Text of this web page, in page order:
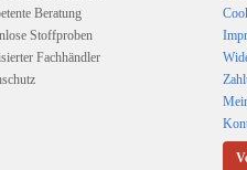
Beratung
Stoffproben
Fachhändler